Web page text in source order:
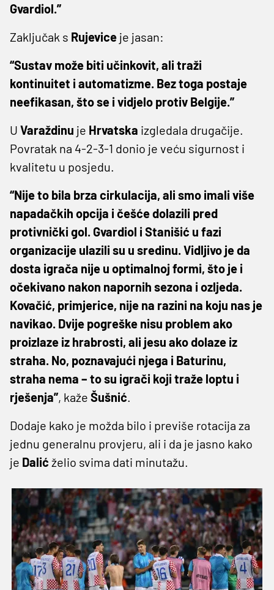
Gvardiol.”
Zaključak s Rujevice je jasan:
“Sustav može biti učinkovit, ali traži
kontinuitet i automatizme. Bez toga postaje
neefikasan, što se i vidjelo protiv Belgije.”
U Varaždinu je Hrvatska izgledala drugačije.
Povratak na 4-2-3-1 donio je veću sigurnost i
kvalitetu u posjedu.
“Nije to bila brza cirkulacija, ali smo imali više
napadačkih opcija i češće dolazili pred
protivnički gol. Gvardiol i Stanišić u fazi
organizacije ulazili su u sredinu. Vidljivo je da
dosta igrača nije u optimalnoj formi, što je i
očekivano nakon napornih sezona i ozljeda.
Kovačić, primjerice, nije na razini na koju nas je
navikao. Dvije pogreške nisu problem ako
proizlaze iz hrabrosti, ali jesu ako dolaze iz
straha. No, poznavajući njega i Baturinu,
straha nema – to su igrači koji traže loptu i
rješenja”, kaže Šušnić.
Dodaje kako je možda bilo i previše rotacija za
jednu generalnu provjeru, ali i da je jasno kako
je Dalić želio svima dati minutažu.